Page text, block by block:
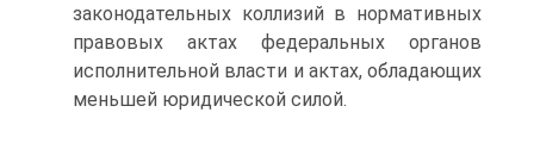
законодательных коллизий в нормативных
правовых актах федеральных органов
исполнительной власти и актах, обладающих
меньшей юридической силой.